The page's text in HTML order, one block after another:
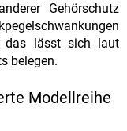
Gehörschutz
das lässt sich laut
belegen.
Modellreihe